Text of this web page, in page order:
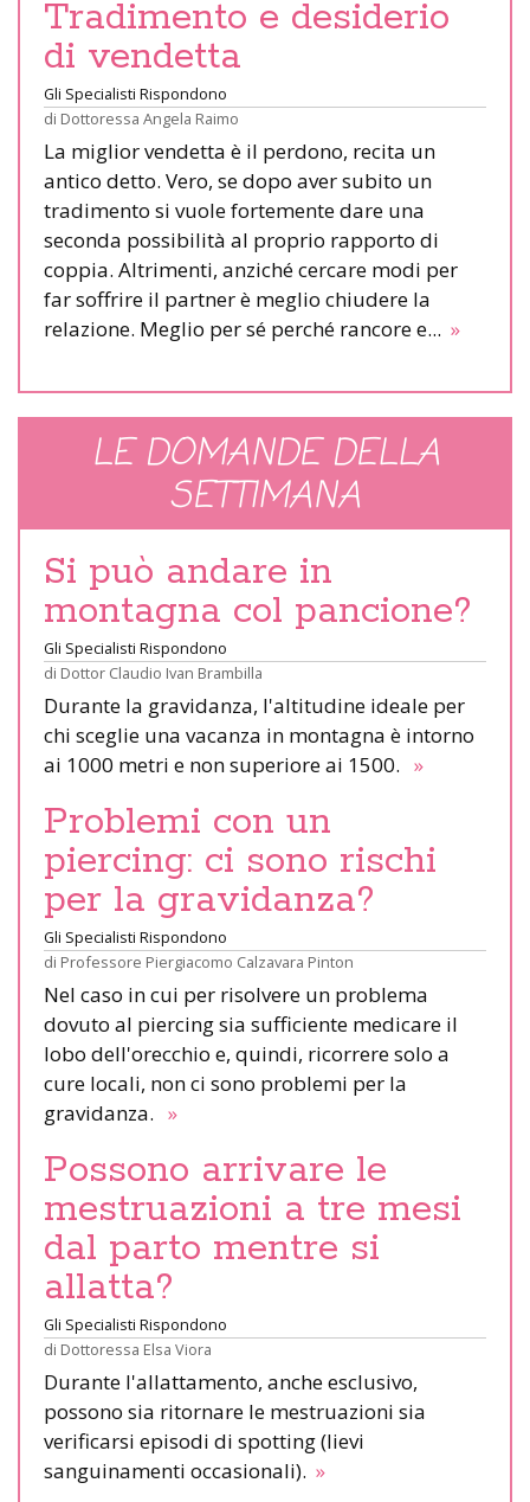
Tradimento e desiderio
di vendetta
Gli Specialisti Rispondono
di Dottoressa Angela Raimo
La miglior vendetta è il perdono, recita un
antico detto. Vero, se dopo aver subito un
tradimento si vuole fortemente dare una
seconda possibilità al proprio rapporto di
coppia. Altrimenti, anziché cercare modi per
far soffrire il partner è meglio chiudere la
relazione. Meglio per sé perché rancore e... »
LE DOMANDE DELLA
SETTIMANA
Si può andare in
montagna col pancione?
Gli Specialisti Rispondono
di Dottor Claudio Ivan Brambilla
Durante la gravidanza, l'altitudine ideale per
chi sceglie una vacanza in montagna è intorno
ai 1000 metri e non superiore ai 1500. »
Problemi con un
piercing: ci sono rischi
per la gravidanza?
Gli Specialisti Rispondono
di Professore Piergiacomo Calzavara Pinton
Nel caso in cui per risolvere un problema
dovuto al piercing sia sufficiente medicare il
lobo dell'orecchio e, quindi, ricorrere solo a
cure locali, non ci sono problemi per la
gravidanza. »
Possono arrivare le
mestruazioni a tre mesi
dal parto mentre si
allatta?
Gli Specialisti Rispondono
di Dottoressa Elsa Viora
Durante l'allattamento, anche esclusivo,
possono sia ritornare le mestruazioni sia
verificarsi episodi di spotting (lievi
sanguinamenti occasionali). »